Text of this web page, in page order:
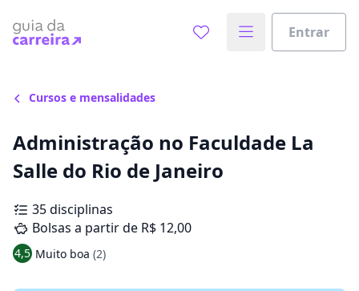
Entrar
Cursos e mensalidades
Administração no Faculdade La
Salle do Rio de Janeiro
35 disciplinas
Bolsas a partir de R$ 12,00
4,5 Muito boa (2)